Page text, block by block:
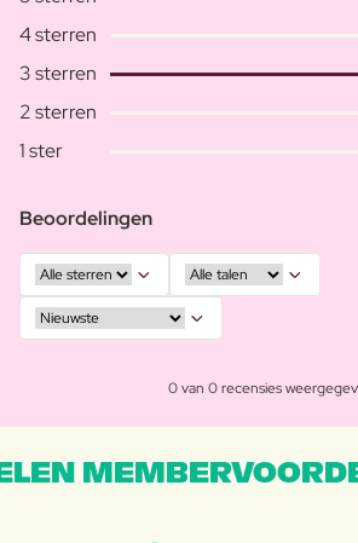
4 sterren
3 sterren
2 sterren
1 ster
Beoordelingen
0 van 0 recensies